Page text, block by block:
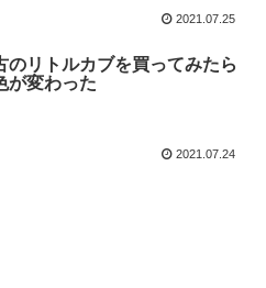
2021.07.25
のリトルカブを買ってみたら
が変わった
2021.07.24